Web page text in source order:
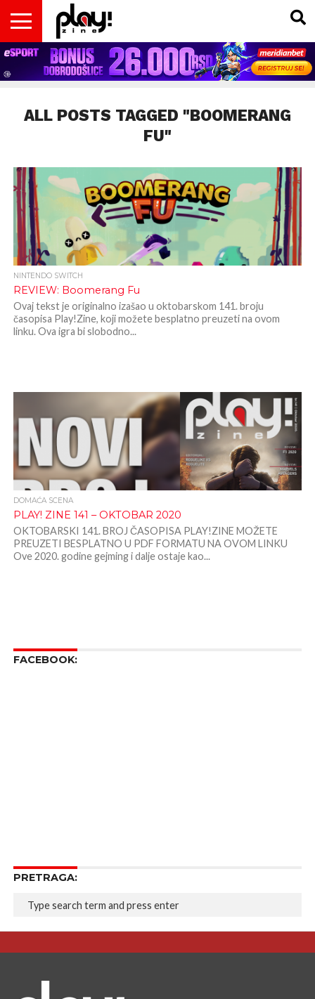
VESTI
MAGAZIN
PLAY!RETRO
PLAY!CAST
PLAY!CON
PLAY!BIZ
INSIDER
OPISI
IGARA
DOMAĆA
SCENA
INTERVJUI
GADGETS
FILM
& TV
KOLUMNE
ALL POSTS TAGGED "BOOMERANG
FU"
NINTENDO SWITCH
REVIEW: Boomerang Fu
Ovaj tekst je originalno izašao u oktobarskom 141. broju
časopisa Play!Zine, koji možete besplatno preuzeti na ovom
linku. Ova igra bi slobodno...
DOMAĆA SCENA
PLAY! ZINE 141 – OKTOBAR 2020
OKTOBARSKI 141. BROJ ČASOPISA PLAY!ZINE MOŽETE
PREUZETI BESPLATNO U PDF FORMATU NA OVOM LINKU
Ove 2020. godine gejming i dalje ostaje kao...
FACEBOOK:
PRETRAGA: